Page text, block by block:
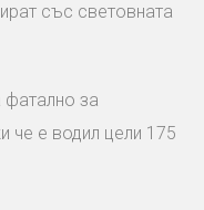
със световната
за
че е водил цели 175